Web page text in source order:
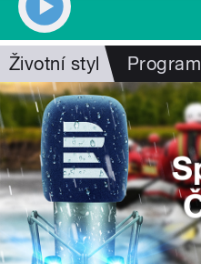
Životní styl Program